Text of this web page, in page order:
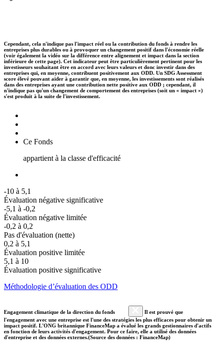
Cependant, cela n'indique pas l'impact réel ou la contribution du fonds à rendre les
entreprises plus durables ou à provoquer un changement positif dans l'économie réelle
(voir également la vidéo sur la différence entre alignement et impact dans la section
inférieure de cette page). Cet indicateur peut être particulièrement pertinent pour les
investisseurs souhaitant être en accord avec leurs valeurs et donc investir dans des
entreprises qui, en moyenne, contribuent positivement aux ODD. Un SDG Assessment
score élevé pouvant aider à garantir que, en moyenne, les investissements sont réalisés
dans des entreprises ayant une contribution nette positive aux ODD ; cependant, il
n'indique pas qu'un changement de comportement des entreprises (soit un « impact »)
s'est produit à la suite de l'investissement.
Ce Fonds
appartient à la classe d'efficacité
-10 à 5,1
Évaluation négative significative
-5,1 à -0,2
Évaluation négative limitée
-0,2 à 0,2
Pas d'évaluation (nette)
0,2 à 5,1
Évaluation positive limitée
5,1 à 10
Évaluation positive significative
Méthodologie d’évaluation des ODD
Engagement climatique de la direction du fonds
Il est prouvé que
l'engagement avec une entreprise est l'une des stratégies les plus efficaces pour obtenir un
impact positif. L'ONG britannique FinanceMap a évalué les grands gestionnaires d'actifs
en fonction de leurs activités d'engagement. Pour ce faire, elle a utilisé des données
d'entreprise et des données externes.(Source des données : FinanceMap)